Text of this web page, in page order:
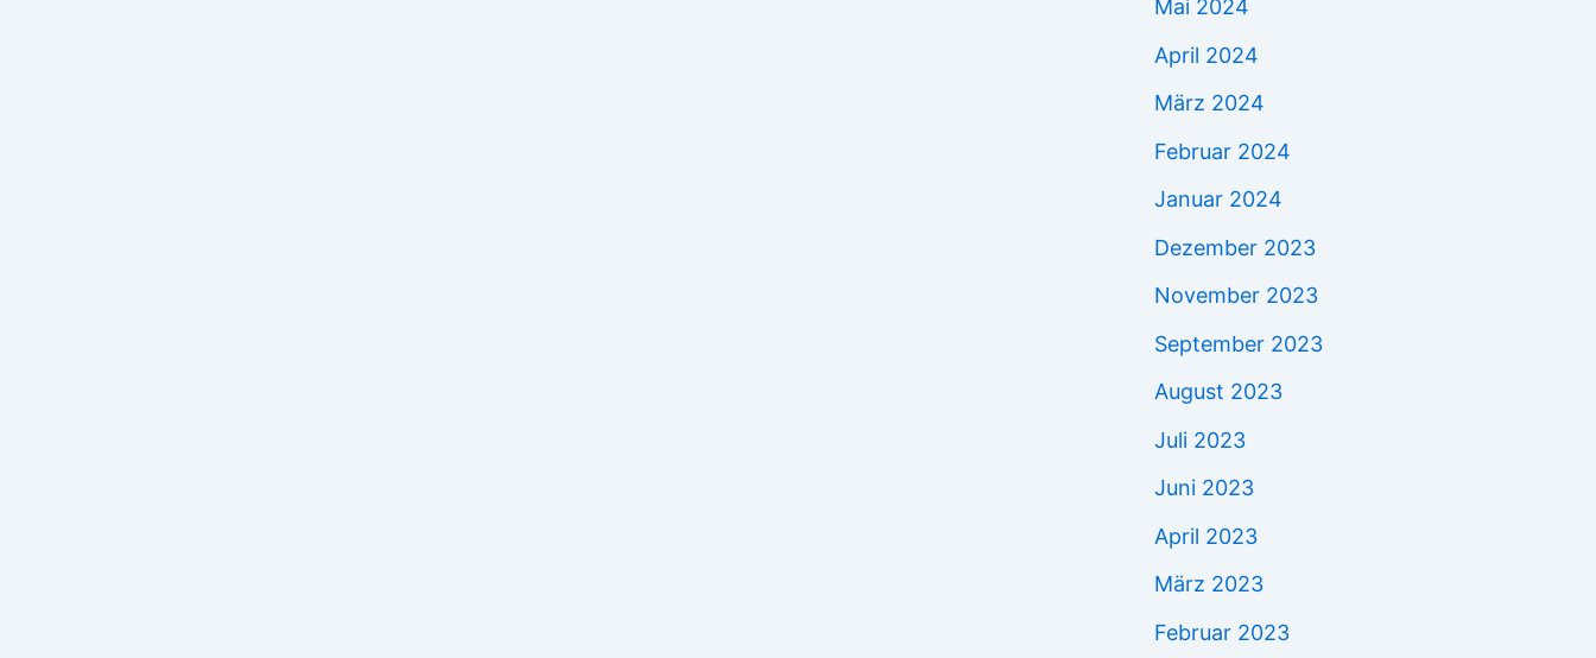
Mai 2024
April 2024
März 2024
Februar 2024
Januar 2024
Dezember 2023
November 2023
September 2023
August 2023
Juli 2023
Juni 2023
April 2023
März 2023
Februar 2023